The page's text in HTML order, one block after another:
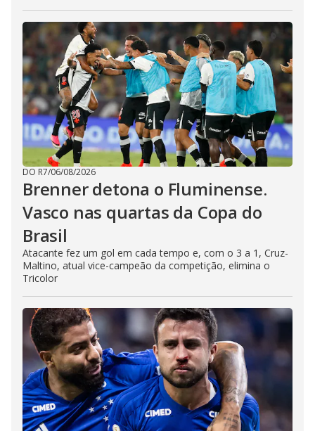
DO R7/06/08/2026
Brenner detona o Fluminense.
Vasco nas quartas da Copa do
Brasil
Atacante fez um gol em cada tempo e, com o 3 a 1, Cruz-
Maltino, atual vice-campeão da competição, elimina o
Tricolor